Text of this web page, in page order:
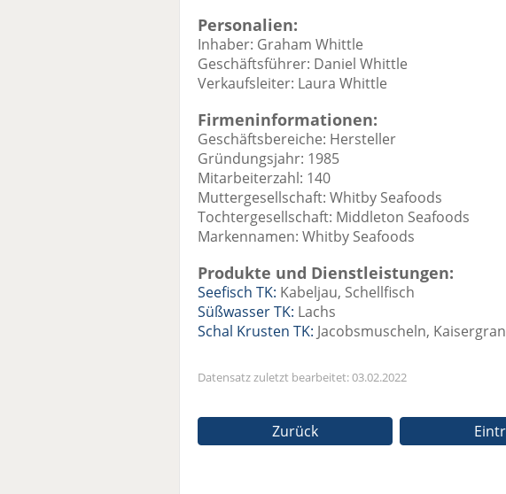
Personalien:
Inhaber: Graham Whittle
Geschäftsführer: Daniel Whittle
Verkaufsleiter: Laura Whittle
Firmeninformationen:
Geschäftsbereiche: Hersteller
Gründungsjahr: 1985
Mitarbeiterzahl: 140
Muttergesellschaft: Whitby Seafoods
Tochtergesellschaft: Middleton Seafoods
Markennamen: Whitby Seafoods
Produkte und Dienstleistungen:
Seefisch TK: Kabeljau, Schellfisch
Süßwasser TK: Lachs
Schal Krusten TK: Jacobsmuscheln,
Datensatz zuletzt bearbeitet: 03.02.2022
Zurück